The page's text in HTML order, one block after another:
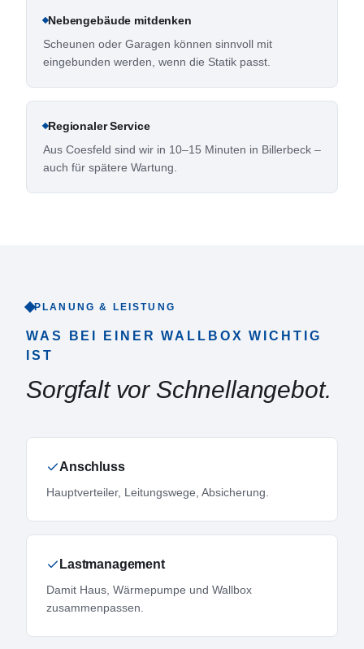
Nebengebäude mitdenken
Scheunen oder Garagen können sinnvoll mit
eingebunden werden, wenn die Statik passt.
Regionaler Service
Aus Coesfeld sind wir in 10–15 Minuten in Billerbeck –
auch für spätere Wartung.
PLANUNG & LEISTUNG
WAS BEI EINER WALLBOX WICHTIG
IST
Sorgfalt vor Schnellangebot.
Anschluss
Hauptverteiler, Leitungswege, Absicherung.
Lastmanagement
Damit Haus, Wärmepumpe und Wallbox
zusammenpassen.